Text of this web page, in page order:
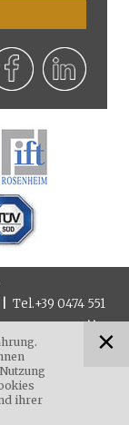
ihrer
||Tel.+39 0474 551
||
XS9WT43
||Informativa